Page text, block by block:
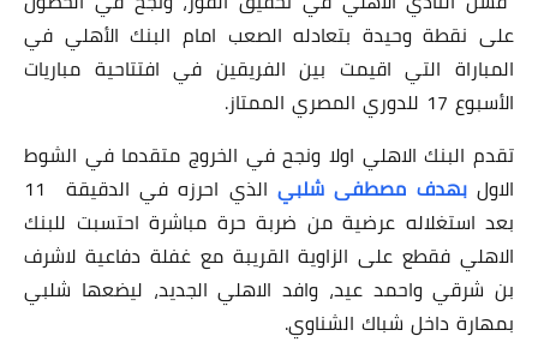
على نقطة وحيدة بتعادله الصعب امام البنك الأهلي في
المباراة التي اقيمت بين الفريقين في افتتاحية مباريات
الأسبوع 17 للدوري المصري الممتاز.
تقدم البنك الاهلي اولا ونجح في الخروج متقدما في الشوط
الاولبهدف مصطفى شلبي
الذي احرزه في الدقيقة 11
بعد استغلاله عرضية من ضربة حرة مباشرة احتسبت للبنك
الاهلي فقطع على الزاوية القريبة مع غفلة دفاعية لاشرف
بن شرقي واحمد عيد، وافد الاهلي الجديد، ليضعها شلبي
بمهارة داخل شباك الشناوي.